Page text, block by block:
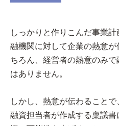
しっかりと作りこんだ事業
融機関に対して企業の熱意
ちろん、経営者の熱意のみ
はありません。
しかし、熱意が伝わること
融資担当者が作成する稟議